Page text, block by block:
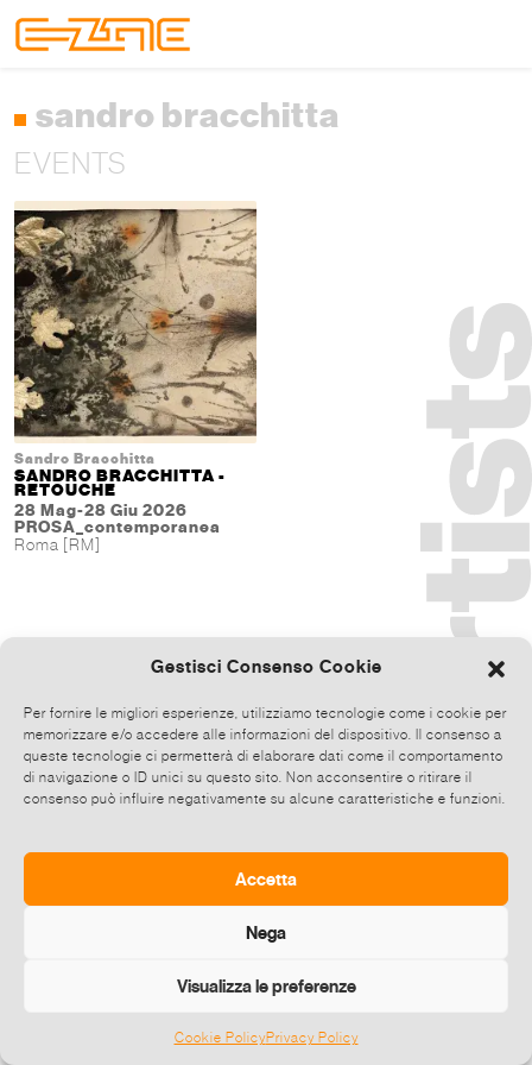
Gestisci Consenso Cookie
Per fornire le migliori esperienze, utilizziamo tecnologie come i cookie per
memorizzare e/o accedere alle informazioni del dispositivo. Il consenso a
queste tecnologie ci permetterà di elaborare dati come il comportamento
di navigazione o ID unici su questo sito. Non acconsentire o ritirare il
consenso può influire negativamente su alcune caratteristiche e funzioni.
Accetta
Nega
Visualizza le preferenze
Cookie PolicyPrivacy Policy
sandro bracchitta
EVENTS
Sandro Bracchitta
SANDRO BRACCHITTA -
RETOUCHE
28 Mag-28 Giu 2026
PROSA_contemporanea
Roma [RM]
©2026 E-zine